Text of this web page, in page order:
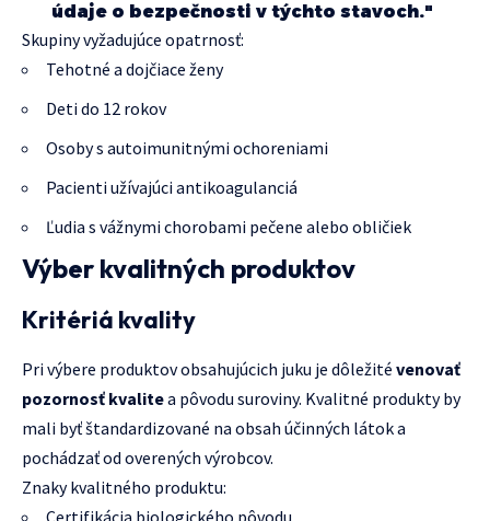
údaje o bezpečnosti v týchto stavoch."
Skupiny vyžadujúce opatrnosť:
Tehotné a dojčiace ženy
Deti do 12 rokov
Osoby s autoimunitnými ochoreniami
Pacienti užívajúci antikoagulanciá
Ľudia s vážnymi chorobami pečene alebo obličiek
Výber kvalitných produktov
Kritériá kvality
Pri výbere produktov obsahujúcich juku je dôležité venovať
pozornosť kvalitea pôvodu suroviny. Kvalitné produkty by
mali byť štandardizované na obsah účinných látok a
pochádzať od overených výrobcov.
Znaky kvalitného produktu:
Certifikácia biologického pôvodu